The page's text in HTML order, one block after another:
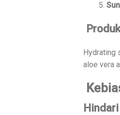
Hydrating
aloe vera